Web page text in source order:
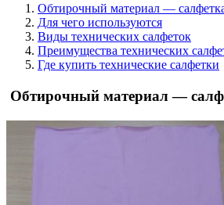
Обтирочный материал —
Для чего используются
Виды технических салфеток
Преимущества технических
Где купить технические салфетки
Обтирочный материал —